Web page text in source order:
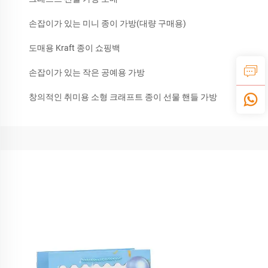
손잡이가 있는 미니 종이 가방(대량 구매용)
도매용 Kraft 종이 쇼핑백
손잡이가 있는 작은 공예용 가방
창의적인 취미용 소형 크래프트 종이 선물 핸들 가방